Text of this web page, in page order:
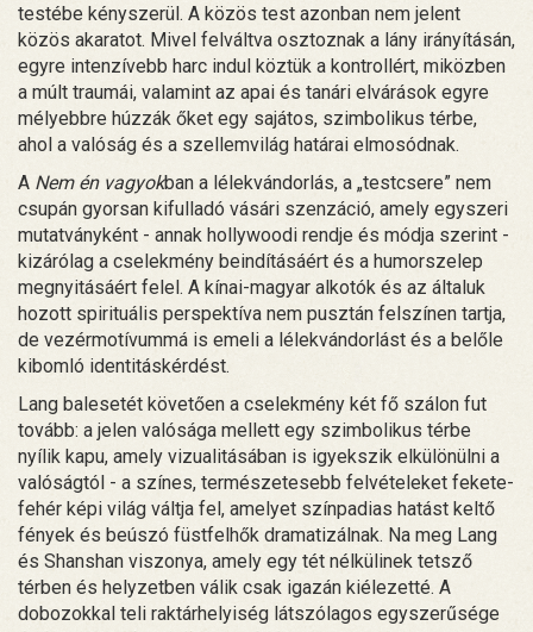
testébe kényszerül. A közös test azonban nem jelent
közös akaratot. Mivel felváltva osztoznak a lány irányításán,
egyre intenzívebb harc indul köztük a kontrollért, miközben
a múlt traumái, valamint az apai és tanári elvárások egyre
mélyebbre húzzák őket egy sajátos, szimbolikus térbe,
ahol a valóság és a szellemvilág határai elmosódnak.
A Nem én vagyokban a lélekvándorlás, a „testcsere” nem
csupán gyorsan kifulladó vásári szenzáció, amely egyszeri
mutatványként - annak hollywoodi rendje és módja szerint -
kizárólag a cselekmény beindításáért és a humorszelep
megnyitásáért felel. A kínai-magyar alkotók és az általuk
hozott spirituális perspektíva nem pusztán felszínen tartja,
de vezérmotívummá is emeli a lélekvándorlást és a belőle
kibomló identitáskérdést.
Lang balesetét követően a cselekmény két fő szálon fut
tovább: a jelen valósága mellett egy szimbolikus térbe
nyílik kapu, amely vizualitásában is igyekszik elkülönülni a
valóságtól - a színes, természetesebb felvételeket fekete-
fehér képi világ váltja fel, amelyet színpadias hatást keltő
fények és beúszó füstfelhők dramatizálnak. Na meg Lang
és Shanshan viszonya, amely egy tét nélkülinek tetsző
térben és helyzetben válik csak igazán kiélezetté. A
dobozokkal teli raktárhelyiség látszólagos egyszerűsége